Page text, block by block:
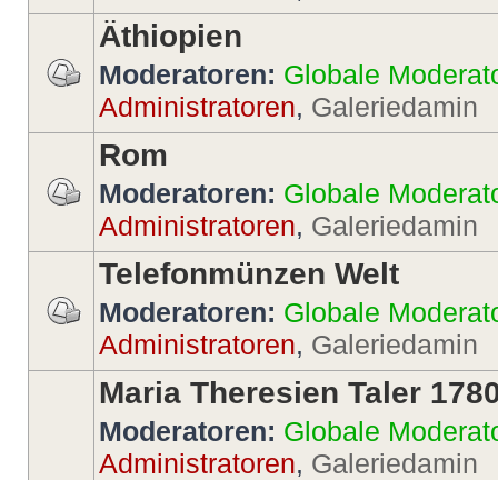
Äthiopien
Moderatoren: Globale
Administratoren, Galeriedamin
Rom
Moderatoren: Globale
Administratoren, Galeriedamin
Telefonmünzen Welt
Moderatoren: Globale
Administratoren, Galeriedamin
Maria Theresien Taler
Moderatoren: Globale
Administratoren, Galeriedamin